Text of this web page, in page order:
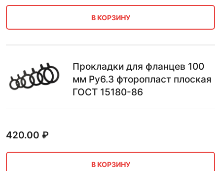
В КОРЗИНУ
Прокладки для фланцев 100
мм Ру6.3 фторопласт плоская
ГОСТ 15180-86
420.00 ₽
В КОРЗИНУ